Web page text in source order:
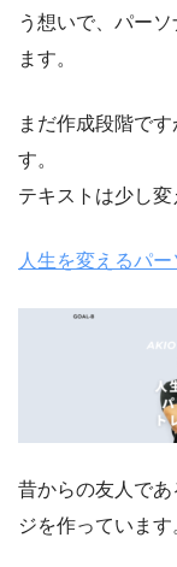
う想いで、パー
ます。
まだ作成段階で
す。
テキストは少し変
人生を変えるパ
昔からの友人であ
ジを作っています